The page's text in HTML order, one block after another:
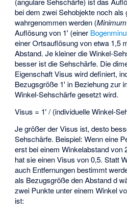
bei dem zwei Sehobjekte noch als
wahrgenommen werden (
Auflösung von 1' (einer
einer Ortsauflösung von etwa 1,5
Abstand. Je kleiner die Winkel-
besser ist die Sehschärfe. Die
Eigenschaft Visus wird definiert,
Bezugsgröße 1' in Beziehung zur
Winkel-Sehschärfe gesetzt wird.
Visus = 1' / (individuelle Winkel-
Je größer der Visus ist, desto
Sehschärfe. Beispiel: Wenn eine
erst bei einem Winkelabstand von
hat sie einen Visus von 0,5. Statt
auch Entfernungen bestimmt
als Bezugsgröße den Abstand d
zwei Punkte unter einem Winkel
ist: